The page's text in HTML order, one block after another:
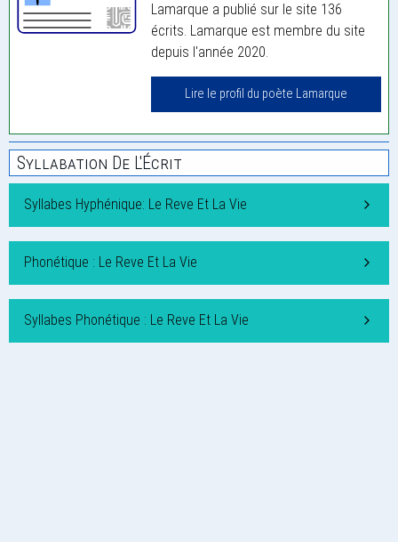
Lamarque a publié sur le site 136
écrits. Lamarque est membre du site
depuis l'année 2020.
Lire le profil du poète Lamarque
Syllabation De L'Écrit
Syllabes Hyphénique: Le Reve Et La Vie
Phonétique : Le Reve Et La Vie
Syllabes Phonétique : Le Reve Et La Vie